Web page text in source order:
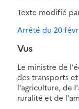
Texte modifié
Arrêté du 20
Vus
Le ministre de
des transports
l'agriculture, de
ruralité et de